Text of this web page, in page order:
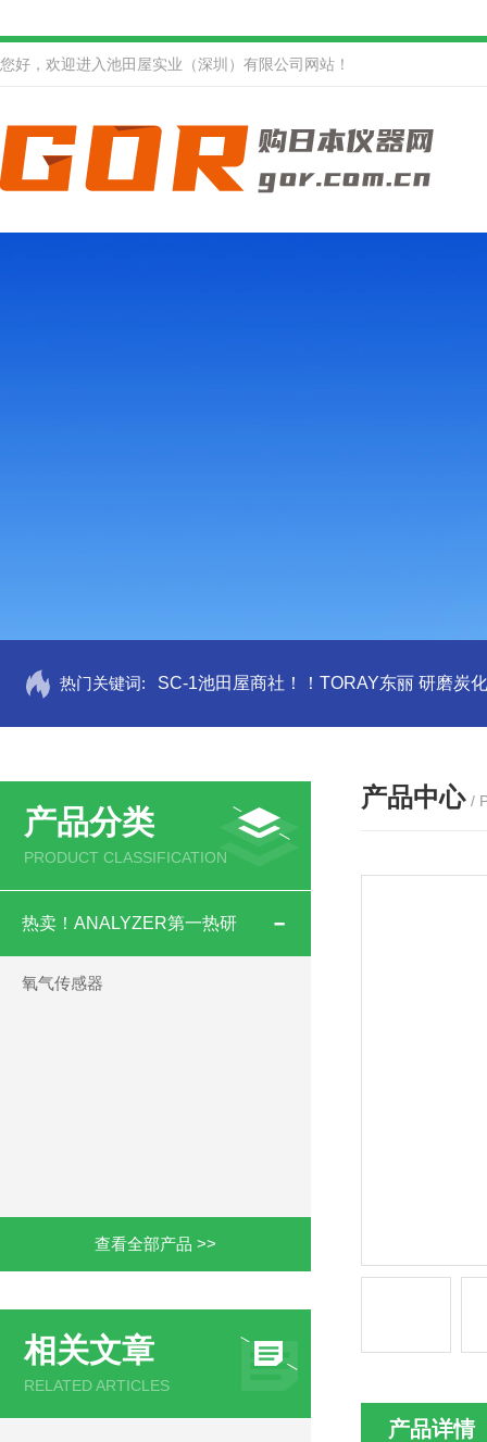
您好，欢迎进入池田屋实业（深圳）有限公司网站！
热门关键词: SC-1池田屋商社！！TORAY东丽 研磨炭
产品分类
PRODUCT CLASSIFICATION
热卖！ANALYZER第一热研
氧气传感器
查看全部产品 >>
相关文章
RELATED ARTICLES
产品中心 /
产品详情